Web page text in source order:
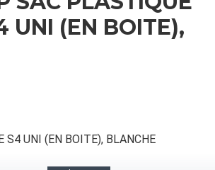
UNI (EN BOITE),
S4 UNI (EN BOITE), BLANCHE